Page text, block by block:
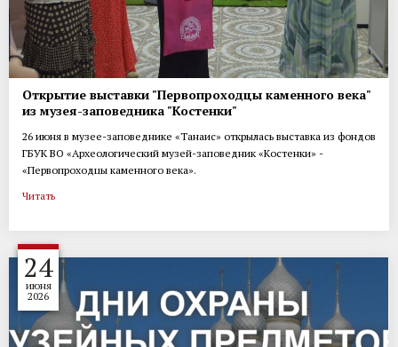
Открытие выставки "Первопроходцы каменного века"
из музея-заповедника "Костенки"
26 июня в музее-заповеднике «Танаис» открылась выставка из фондов
ГБУК ВО «Археологический музей-заповедник «Костенки» -
«Первопроходцы каменного века».
Читать
24
июня
2026